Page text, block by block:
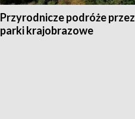
Przyrodnicze podróże przez
parki krajobrazowe